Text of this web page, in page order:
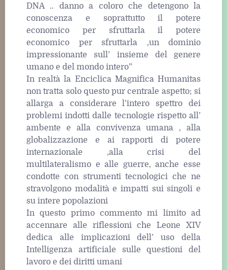
DNA .. danno a coloro che detengono la
conoscenza e soprattutto il potere
economico per sfruttarla il potere
economico per sfruttarla ,un dominio
impressionante sull’ insieme del genere
umano e del mondo intero”
In realtà la Enciclica Magnifica Humanitas
non tratta solo questo pur centrale aspetto; si
allarga a considerare l’intero spettro dei
problemi indotti dalle tecnologie rispetto all’
ambente e alla convivenza umana , alla
globalizzazione e ai rapporti di potere
internazionale ,alla crisi del
multilateralismo e alle guerre, anche esse
condotte con strumenti tecnologici che ne
stravolgono modalità e impatti sui singoli e
su intere popolazioni
In questo primo commento mi limito ad
accennare alle riflessioni che Leone XIV
dedica alle implicazioni dell’ uso della
Intelligenza artificiale sulle questioni del
lavoro e dei diritti umani